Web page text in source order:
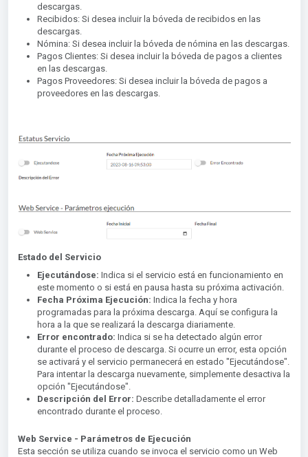
descargas.
Recibidos: Si desea incluir la bóveda de recibidos en las
descargas.
Nómina: Si desea incluir la bóveda de nómina en las descargas.
Pagos Clientes: Si desea incluir la bóveda de pagos a clientes
en las descargas.
Pagos Proveedores: Si desea incluir la bóveda de pagos a
proveedores en las descargas.
Estado del Servicio
Ejecutándose: Indica si el servicio está en funcionamiento en
este momento o si está en pausa hasta su próxima activación.
Fecha Próxima Ejecución: Indica la fecha y hora
programadas para la próxima descarga. Aquí se configura la
hora a la que se realizará la descarga diariamente.
Error encontrado: Indica si se ha detectado algún error
durante el proceso de descarga. Si ocurre un error, esta opción
se activará y el servicio permanecerá en estado "Ejecutándose".
Para intentar la descarga nuevamente, simplemente desactiva la
opción "Ejecutándose".
Descripción del Error: Describe detalladamente el error
encontrado durante el proceso.
Web Service - Parámetros de Ejecución
Esta sección se utiliza cuando se invoca el servicio como un Web